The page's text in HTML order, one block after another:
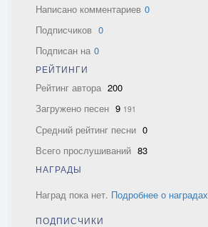
Написано комментариев 0
Подписчиков 0
Подписан на 0
РЕЙТИНГИ
Рейтинг автора 200
Загружено песен 9 191
Средний рейтинг песни 0
Всего прослушиваний 83
НАГРАДЫ
Наград пока нет. Подробнее о наградах
ПОДПИСЧИКИ